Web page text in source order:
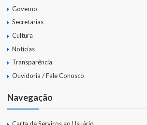
Governo
Secretarias
Cultura
Notícias
Transparência
Ouvidoria / Fale Conosco
Navegação
Carta de Serviços ao Usuário